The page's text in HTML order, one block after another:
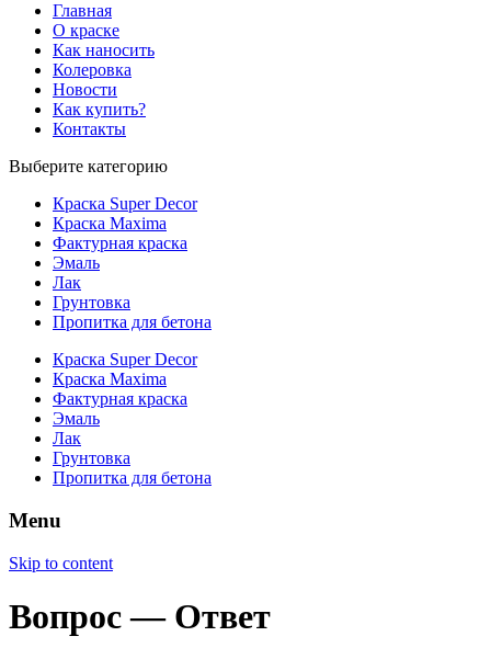
Главная
О краске
Как наносить
Колеровка
Новости
Как купить?
Контакты
Выберите категорию
Краска Super Decor
Краска Maxima
Фактурная краска
Эмаль
Лак
Грунтовка
Пропитка для бетона
Краска Super Decor
Краска Maxima
Фактурная краска
Эмаль
Лак
Грунтовка
Пропитка для бетона
Menu
Skip to content
Вопрос — Ответ